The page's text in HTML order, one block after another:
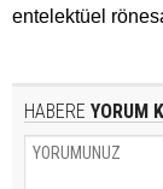
entelektüel
HABERE YORUM